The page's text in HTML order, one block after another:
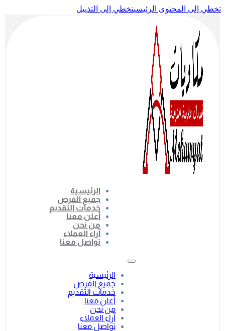
تخطي إلى المحتوى الرئيسيتخطي إلى التذييل
الرئيسية
جميع الفرص
خدمات التقديم
أعلن معنا
من نحن
آراء العملاء
تواصل معنا
الرئيسية
جميع الفرص
خدمات التقديم
أعلن معنا
من نحن
آراء العملاء
تواصل معنا